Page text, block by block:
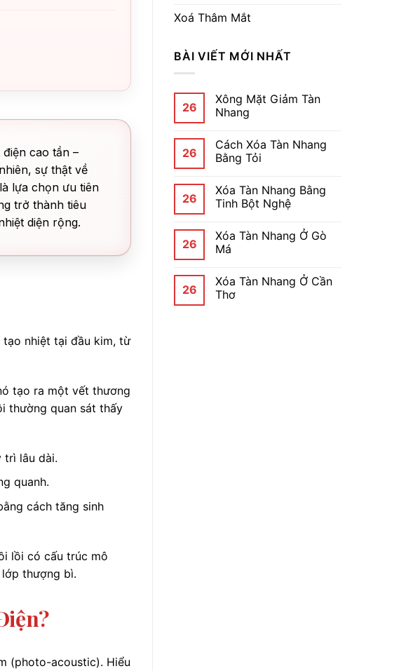
cao tần –
sự thật về
lựa chọn ưu tiên
trở thành tiêu
diện rộng.
nhiệt tại đầu kim, từ
tạo ra một vết thương
thường quan sát thấy
trì lâu dài.
quanh.
cách tăng sinh
lồi có cấu trúc mô
thượng bì.
(photo-acoustic). Hiểu
Xoá Thâm Mắt
BÀI VIẾT MỚI NHẤT
26
Xông Mặt Giảm Tàn
Nhang
26
Cách Xóa Tàn Nhang
Bằng Tỏi
26
Xóa Tàn Nhang Bằng
Tinh Bột Nghệ
26
Xóa Tàn Nhang Ở Gò
Má
26
Xóa Tàn Nhang Ở Cần
Thơ